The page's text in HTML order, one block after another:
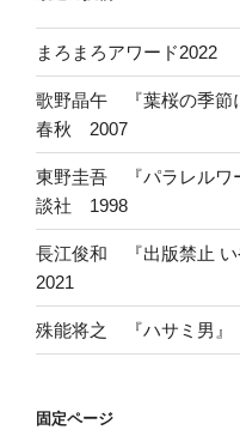
まろまろアワード2022
歌野晶午 『葉桜の季節
春秋 2007
東野圭吾 『パラレルワ
談社 1998
長江俊和 『出版禁止
2021
殊能将之 『ハサミ男
固定ページ